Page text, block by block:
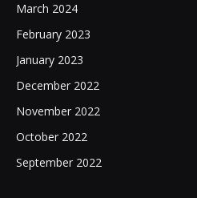
March 2024
February 2023
January 2023
December 2022
November 2022
October 2022
September 2022